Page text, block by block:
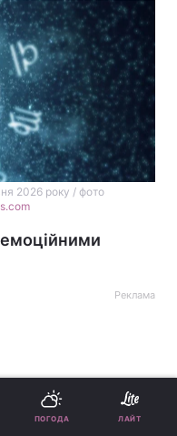
2026 року / фото
Реклама
ПОГОДА ЛАЙТ